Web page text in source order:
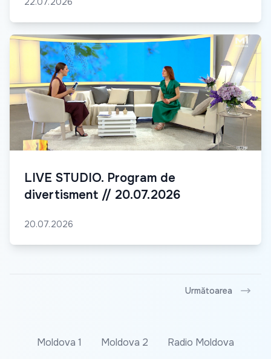
LIVE STUDIO. Program de
divertisment // 20.07.2026
20.07.2026
Următoarea
Moldova 1 Moldova 2
Radio Moldova